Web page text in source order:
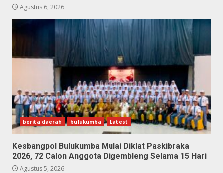
Agustus 6, 2026
berita daerah bulukumba Latest
Kesbangpol Bulukumba Mulai Diklat Paskibraka
2026, 72 Calon Anggota Digembleng Selama 15 Hari
Agustus 5, 2026